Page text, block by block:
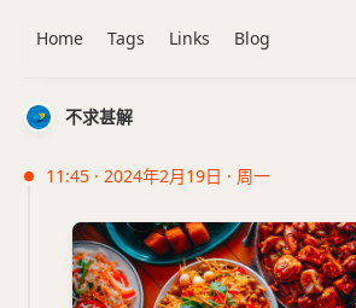
不求甚解
11:45 · 2024年2月19日 · 周一
Home Tags Links Blog